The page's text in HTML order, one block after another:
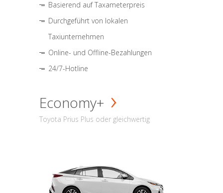
Basierend auf Taxameterpreis
Durchgeführt von lokalen
Taxiunternehmen
Online- und Offline-Bezahlungen
24/7-Hotline
Economy+
Toyota Prius Plus oder gleichwertig